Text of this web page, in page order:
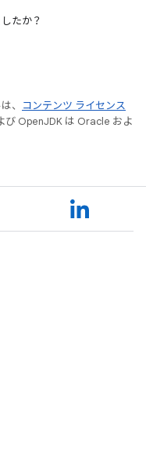
たか？
、
コンテンツ ライセンス
び OpenJDK は Oracle およ